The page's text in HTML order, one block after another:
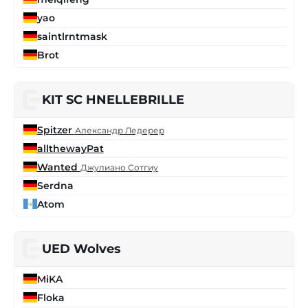
yao
saintlrntmask
Brot
KIT SC HNELLEBRILLE
Spitzer Александр Ледерер
allthewayPat
Wanted Джулиано Сотгиу
Serdna
Atom
UED Wolves
MiKA
Floka